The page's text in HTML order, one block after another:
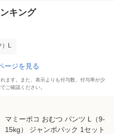
キング
）L
ージを見る
ます。また、表示よりも付与数、付与率が少
ご確認ください。
マミーポコ おむつ パンツ L（9-
15kg） ジャンボパック 1セット